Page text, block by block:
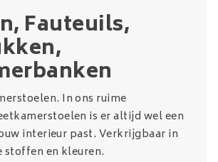
Fauteuils,
In ons ruime
is er altijd wel een
interieur past. Verkrijgbaar in
en kleuren.